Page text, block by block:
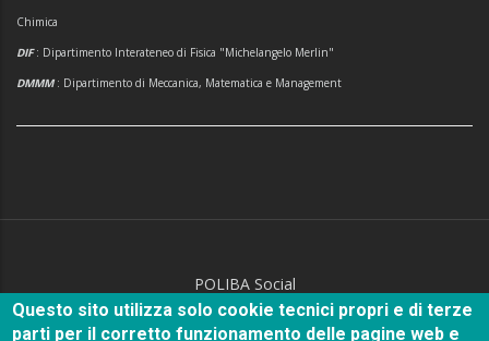
Chimica
DIF: Dipartimento Interateneo di Fisica "Michelangelo Merlin"
DMMM: Dipartimento di Meccanica, Matematica e Management
POLIBA Social
Questo sito utilizza solo cookie tecnici propri e di terze
parti per il corretto funzionamento delle pagine web e